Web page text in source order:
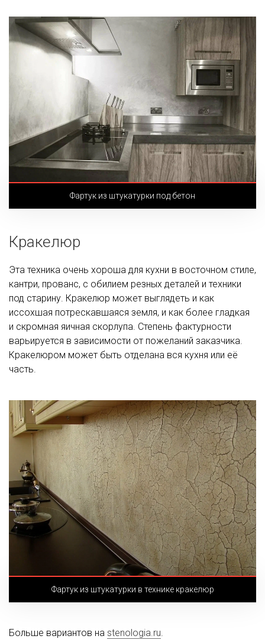
Фартук из штукатурки под бетон
Кракелюр
Эта техника очень хороша для кухни в восточном стиле,
кантри, прованс, с обилием резных деталей и техники
под старину. Кракелюр может выглядеть и как
иссохшая потрескавшаяся земля, и как более гладкая
и скромная яичная скорлупа. Степень фактурности
варьируется в зависимости от пожеланий заказчика.
Кракелюром может быть отделана вся кухня или её
часть.
Фартук из штукатурки в технике кракелюр
Больше вариантов на stenologia.ru.